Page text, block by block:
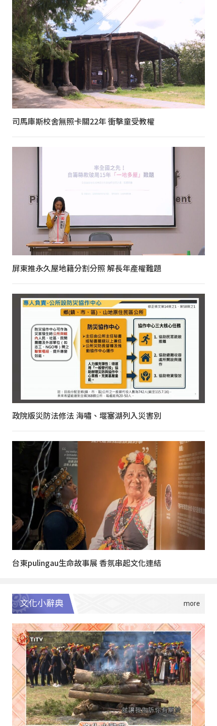
司馬庫斯校舍無照卡關22年 衝擊童受教權
屏東推永久屋地籍分割分照 解長年產權難題
政院版災防法修法 海嘯、堰塞湖列入災害別
台東pulingau生命故事展 香氛串起文化連結
文化小辭典